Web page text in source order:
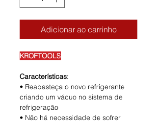
Adicionar ao carrinho
KROFTOOLS
Características:
• Reabasteça o novo refrigerante
criando um vácuo no sistema de
refrigeração
• Não há necessidade de sofrer